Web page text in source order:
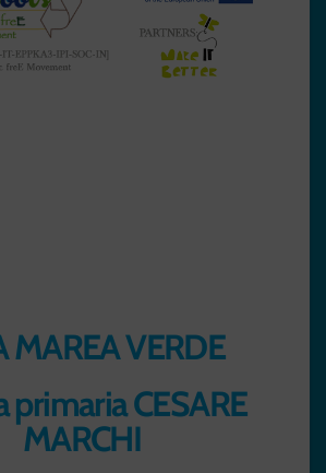
MAREA VERDE
primaria CESARE
MARCHI